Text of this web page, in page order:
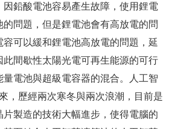
因鉛酸電池容易產生故障，使用鋰電
問題，但是鋰電池會有高放電的問
可以緩和鋰電池高放電的問題，延
間歇性太陽光電可再生能源的可行
電池與超級電容器的混合。人工智
，歷經兩次寒冬與兩次浪潮，目前是
製造的技術大幅進步，使得電腦的